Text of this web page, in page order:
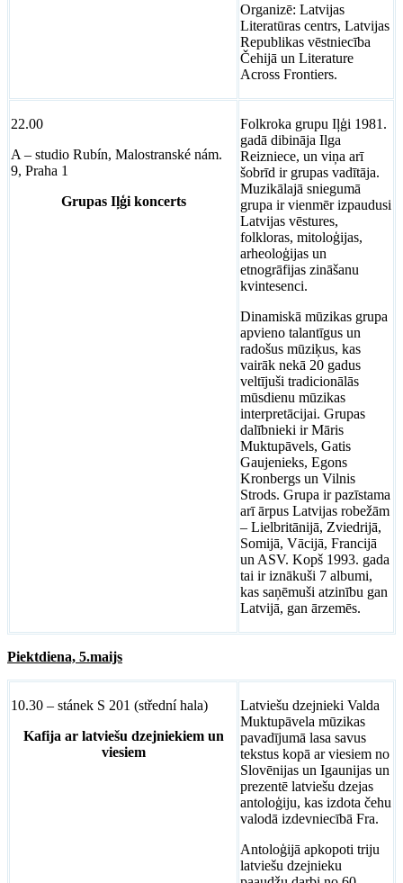
Organizē: Latvijas
Literatūras centrs, Latvijas
Republikas vēstniecība
Čehijā un Literature
Across Frontiers.
22.00
A – studio Rubín, Malostranské nám.
9, Praha 1
Grupas Iļģi koncerts
Folkroka grupu Iļģi 1981.
gadā dibināja Ilga
Reizniece, un viņa arī
šobrīd ir grupas vadītāja.
Muzikālajā sniegumā
grupa ir vienmēr izpaudusi
Latvijas vēstures,
folkloras, mitoloģijas,
arheoloģijas un
etnogrāfijas zināšanu
kvintesenci.
Dinamiskā mūzikas grupa
apvieno talantīgus un
radošus mūziķus, kas
vairāk nekā 20 gadus
veltījuši tradicionālās
mūsdienu mūzikas
interpretācijai. Grupas
dalībnieki ir Māris
Muktupāvels, Gatis
Gaujenieks, Egons
Kronbergs un Vilnis
Strods. Grupa ir pazīstama
arī ārpus Latvijas robežām
– Lielbritānijā, Zviedrijā,
Somijā, Vācijā, Francijā
un ASV. Kopš 1993. gada
tai ir iznākuši 7 albumi,
kas saņēmuši atzinību gan
Latvijā, gan ārzemēs.
Piektdiena, 5.maijs
10.30 – stánek S 201 (střední hala)
Kafija ar latviešu dzejniekiem un
viesiem
Latviešu dzejnieki Valda
Muktupāvela mūzikas
pavadījumā lasa savus
tekstus kopā ar viesiem no
Slovēnijas un Igaunijas un
prezentē latviešu dzejas
antoloģiju, kas izdota čehu
valodā izdevniecībā Fra.
Antoloģijā apkopoti triju
latviešu dzejnieku